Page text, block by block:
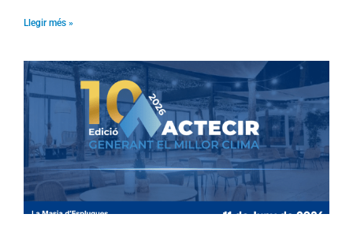
Llegir més »